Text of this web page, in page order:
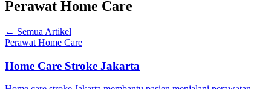
Perawat Home Care
← Semua Artikel
Perawat Home Care
Home Care Stroke Jakarta